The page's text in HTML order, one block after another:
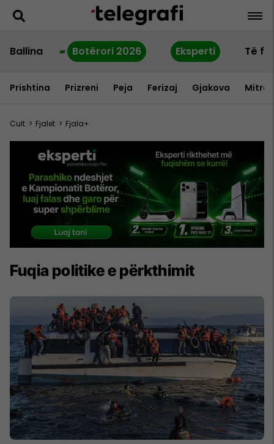
Ballina Botërori 2026 Eksperti Të
Prishtina Prizreni Peja Ferizaj Gjakova
Cult > Fjalet > Fjala+
Fuqia politike e përkthimit